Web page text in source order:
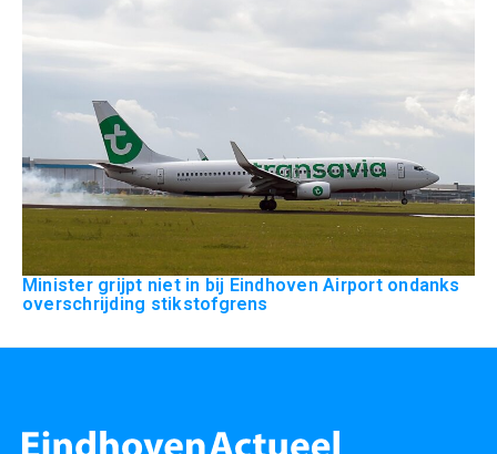
Minister grijpt niet in bij Eindhoven Airport ondanks
overschrijding stikstofgrens